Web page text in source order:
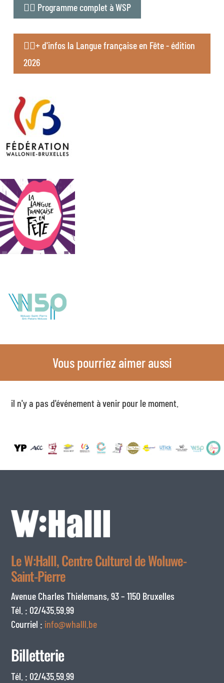
👉🏻 Programme complet à WSP
👉🏻+ d'infos la Langue française en Fête - édition
2026
Vous pourriez aimer aussi
il n'y a pas d'événement à venir pour le moment.
Le W:Halll, Centre Culturel de Woluwe-
Saint-Pierre
Avenue Charles Thielemans, 93 – 1150 Bruxelles
Tél. : 02/435.59.99
Courriel : info@whalll.be
Billetterie
Tél. : 02/435.59.99